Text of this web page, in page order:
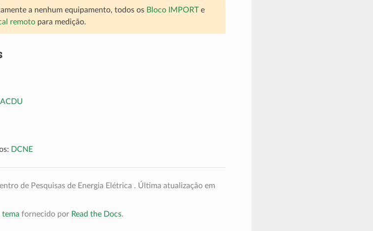
a nenhum equipamento, todos os Bloco IMPORTe
remotopara medição.
ACDU
DCNE
de Pesquisas de Energia Elétrica . Última atualização em
tema fornecido por Read the Docs.